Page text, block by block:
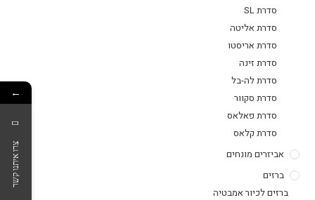
סדרת SL
סדרת אליטה
סדרת אריסטו
סדרת זינה
סדרת לה-בל
סדרת סקוור
סדרת פאלאס
סדרת קלאס
אביזרים מונחים
ברזים
ברזים לכיור אמבטיה
←
צרו איתנו קשר